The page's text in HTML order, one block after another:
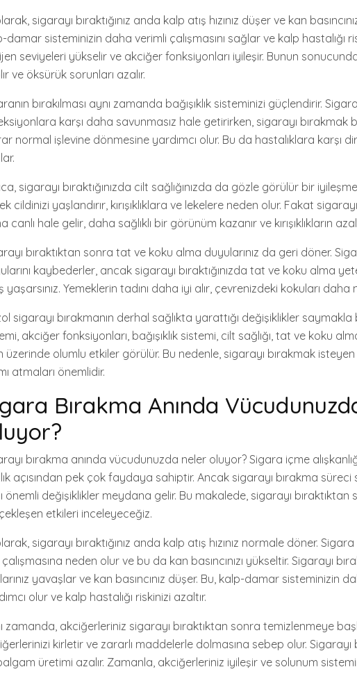
sigarayı bıraktığınız anda kalp atış hızınız düşer ve kan
damar sisteminizin daha verimli çalışmasını sağlar ve kalp hastalığı
seviyeleri yükselir ve akciğer fonksiyonları iyileşir. Bunun
ve öksürük sorunları azalır.
bırakılması aynı zamanda bağışıklık sisteminizi güçlendirir.
karşı daha savunmasız hale getirirken, sigarayı bırakmak
normal işlevine dönmesine yardımcı olur. Bu da hastalıklara karşı
sigarayı bıraktığınızda cilt sağlığınızda da gözle görülür bir
cildinizi yaşlandırır, kırışıklıklara ve lekelere neden olur. Fakat
canlı hale gelir, daha sağlıklı bir görünüm kazanır ve kırışıklıkların
bıraktıktan sonra tat ve koku alma duyularınız da geri döner.
kaybederler, ancak sigarayı bıraktığınızda tat ve koku alma
yaşarsınız. Yemeklerin tadını daha iyi alır, çevrenizdeki kokuları
sigarayı bırakmanın derhal sağlıkta yarattığı değişiklikler
akciğer fonksiyonları, bağışıklık sistemi, cilt sağlığı, tat ve koku
üzerinde olumlu etkiler görülür. Bu nedenle, sigarayı bırakmak isteyen
atmaları önemlidir.
Bırakma Anında
bırakma anında vücudunuzda neler oluyor? Sigara içme
açısından pek çok faydaya sahiptir. Ancak sigarayı bırakma süreci
önemli değişiklikler meydana gelir. Bu makalede, sigarayı
etkileri inceleyeceğiz.
sigarayı bıraktığınız anda kalp atış hızınız normale döner.
çalışmasına neden olur ve bu da kan basıncınızı yükseltir. Sigarayı
yavaşlar ve kan basıncınız düşer. Bu, kalp-damar sisteminizin
olur ve kalp hastalığı riskinizi azaltır.
zamanda, akciğerleriniz sigarayı bıraktıktan sonra temizlenmeye
kirletir ve zararlı maddelerle dolmasına sebep olur. Sigarayı
üretimi azalır. Zamanla, akciğerleriniz iyileşir ve solunum